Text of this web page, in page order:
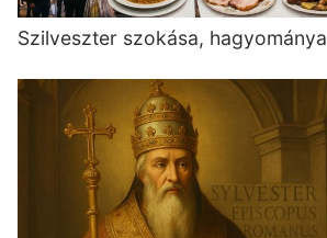
Szilveszter szokása, hagyománya